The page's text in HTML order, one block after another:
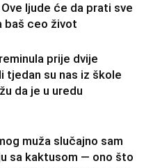
ljude će da prati sve
baš ceo život
prije dvije
tjedan su nas iz škole
da je u uredu
muža slučajno sam
sa kaktusom — ono što